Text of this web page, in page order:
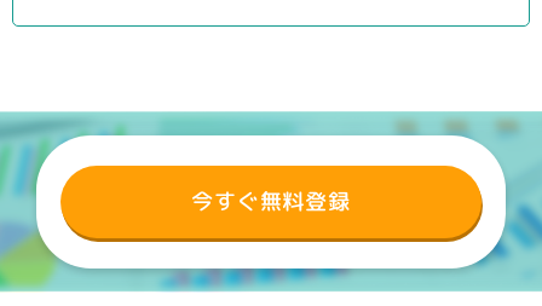
今すぐ無料登録